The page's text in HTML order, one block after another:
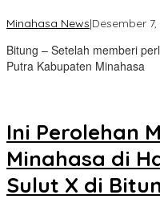
Minahasa News|Desember 7,
Bitung – Setelah memberi
Putra Kabupaten Minahasa
Ini Perolehan
Minahasa di
Sulut X di